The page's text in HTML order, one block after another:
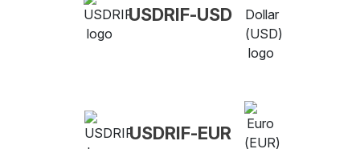
USDRIF-USD
USDRIF-EUR